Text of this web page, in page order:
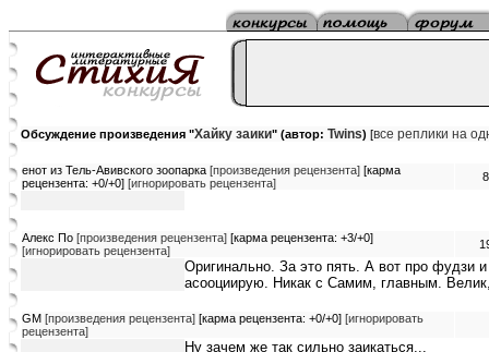
Обсуждение произведения "Хайку заики" (автор: Twins) [все реплики на
енот из Тель-Авивского зоопарка [произведения рецензента] [карма
рецензента: +0/+0] [игнорировать рецензента]
Алекс По [произведения рецензента] [карма рецензента: +3/+0]
[игнорировать рецензента]
Оригинально. За это пять. А вот про фудзи
асооциирую. Никак с Самим, главным.
GM [произведения рецензента] [карма рецензента: +0/+0] [игнорировать
рецензента]
Ну зачем же так сильно заикаться...